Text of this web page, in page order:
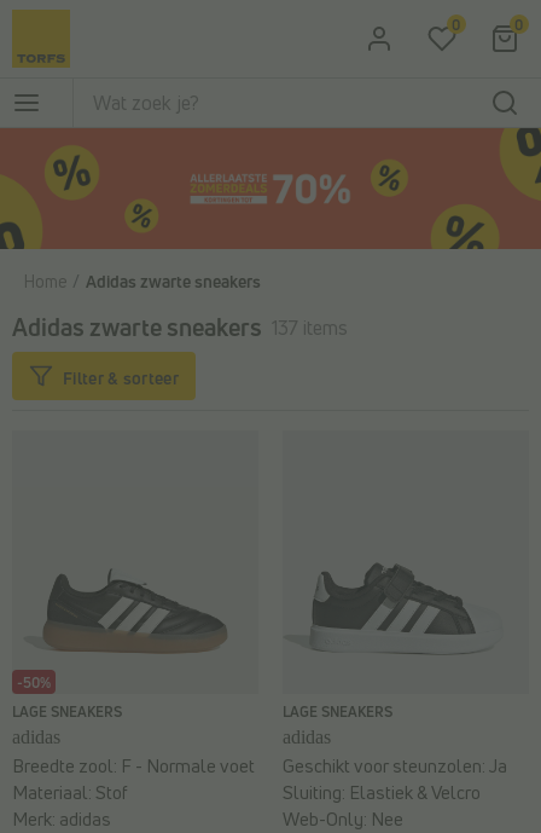
Ga naar de hoofdinhoud 0 0
Home Adidas zwarte sneakers
Adidas zwarte sneakers 137 items
Filter & sorteer
-50%
LAGE SNEAKERS
adidas
Breedte zool: F - Normale voet
Materiaal: Stof
Merk: adidas
LAGE SNEAKERS
adidas
Geschikt voor steunzolen:Ja
Sluiting: Elastiek & Velcro
Web-Only: Nee